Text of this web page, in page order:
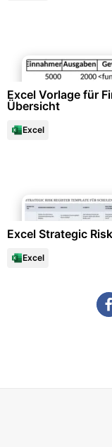
Excel Vorlage für
Übersicht
Excel
Excel Strategic
Excel